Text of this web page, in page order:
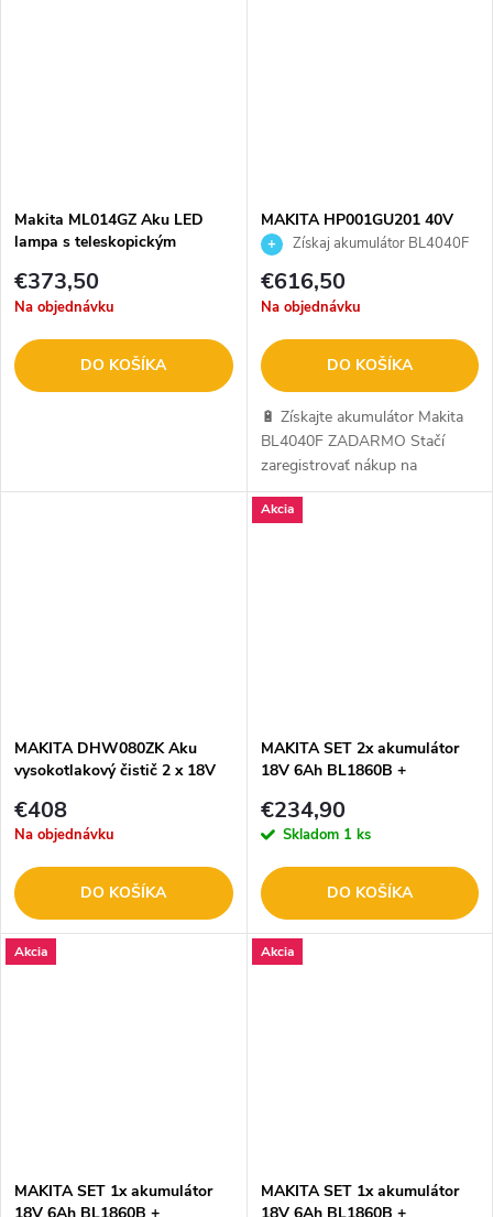
Makita ML014GZ Aku LED
lampa s teleskopickým
€373,50
Na objednávku
DO KOŠÍKA
MAKITA HP001GU201 40V
Aku skrutkovač s príklepom
Získaj akumulátor BL4040F
ZADARMO
€616,50
Na objednávku
DO KOŠÍKA
🔋 Získajte akumulátor Makita
BL4040F ZADARMO Stačí
zaregistrovať nákup na
makitaredemption.eu. Ide o
oficiálnu kampaň Makita. Viac
MAKITA DHW080ZK Aku
vysokotlakový čistič 2 x 18V
€408
Na objednávku
DO KOŠÍKA
Akcia
MAKITA SET 2x akumulátor
18V 6Ah BL1860B +
€234,90
Skladom 1 ks
DO KOŠÍKA
Akcia
MAKITA SET 1x akumulátor
18V 6Ah BL1860B +
Akcia
MAKITA SET 1x akumulátor
18V 6Ah BL1860B +